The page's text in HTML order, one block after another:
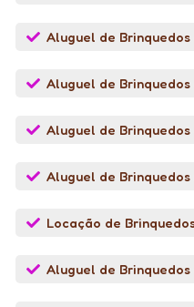
Aluguel de Brinquedos
Aluguel de
Aluguel de
Aluguel de Brinquedos
Locação de
Aluguel de Brinquedos